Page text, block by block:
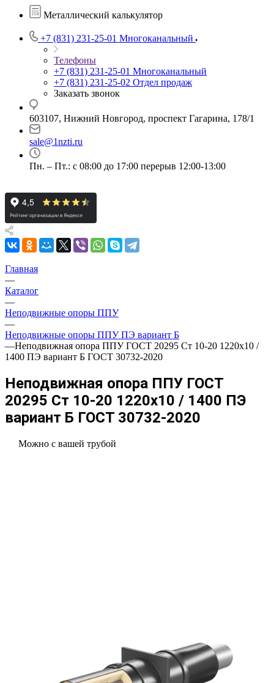
Металлический калькулятор
+7 (831) 231-25-01 Многоканальный
Телефоны
+7 (831) 231-25-01 Многоканальный
+7 (831) 231-25-02 Отдел продаж
Заказать звонок
603107, Нижний Новгород, проспект Гагарина, 178/1
sale@1nzti.ru
Пн. – Пт.: с 08:00 до 17:00 перерыв 12:00-13:00
Главная
—
Каталог
—
Неподвижные опоры ППУ
—
Неподвижные опоры ППУ ПЭ вариант Б
—Неподвижная опора ППУ ГОСТ 20295 Ст 10-20 1220x10 /
1400 ПЭ вариант Б ГОСТ 30732-2020
Неподвижная опора ППУ ГОСТ
20295 Ст 10-20 1220x10 / 1400 ПЭ
вариант Б ГОСТ 30732-2020
Можно с вашей трубой